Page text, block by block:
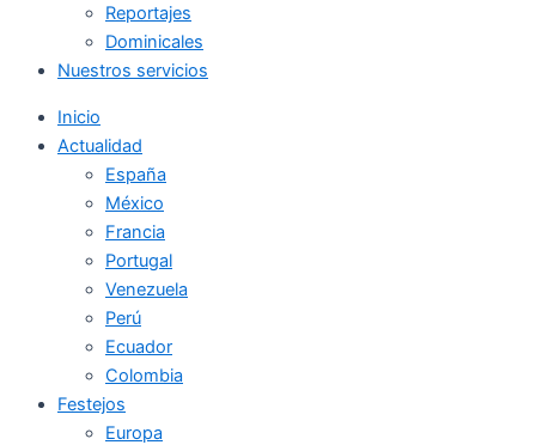
Reportajes
Dominicales
Nuestros servicios
Inicio
Actualidad
España
México
Francia
Portugal
Venezuela
Perú
Ecuador
Colombia
Festejos
Europa